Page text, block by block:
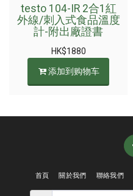
testo 104-IR 2合1紅
外線/刺入式食品溫度
計-附出廠證書
HK$1880
添加到购物车
首頁 關於我們 聯絡我們